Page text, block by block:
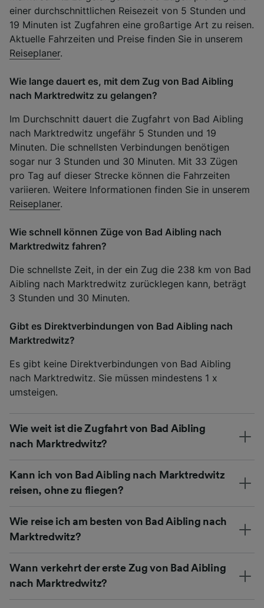
einer durchschnittlichen Reisezeit von 5 Stunden und
19 Minuten ist Zugfahren eine großartige Art zu reisen.
Aktuelle Fahrzeiten und Preise finden Sie in unserem
Reiseplaner.
Wie lange dauert es, mit dem Zug von Bad Aibling
nach Marktredwitz zu gelangen?
Im Durchschnitt dauert die Zugfahrt von Bad Aibling
nach Marktredwitz ungefähr 5 Stunden und 19
Minuten. Die schnellsten Verbindungen benötigen
sogar nur 3 Stunden und 30 Minuten. Mit 33 Zügen
pro Tag auf dieser Strecke können die Fahrzeiten
variieren. Weitere Informationen finden Sie in unserem
Reiseplaner.
Wie schnell können Züge von Bad Aibling nach
Marktredwitz fahren?
Die schnellste Zeit, in der ein Zug die 238 km von Bad
Aibling nach Marktredwitz zurücklegen kann, beträgt
3 Stunden und 30 Minuten.
Gibt es Direktverbindungen von Bad Aibling nach
Marktredwitz?
Es gibt keine Direktverbindungen von Bad Aibling
nach Marktredwitz. Sie müssen mindestens 1 x
umsteigen.
Wie weit ist die Zugfahrt von Bad Aibling
nach Marktredwitz?
Kann ich von Bad Aibling nach Marktredwitz
reisen, ohne zu fliegen?
Wie reise ich am besten von Bad Aibling nach
Marktredwitz?
Wann verkehrt der erste Zug von Bad Aibling
nach Marktredwitz?